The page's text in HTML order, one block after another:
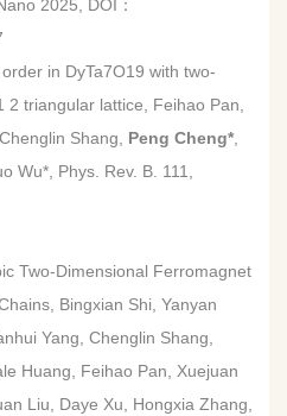
2025, DOI：
in DyTa7O19 with two-
2 triangular lattice, Feihao Pan,
Shang, Peng Cheng*
Wu*, Phys. Rev. B. 111,
Two-Dimensional Ferromagnet
Bingxian Shi, Yanyan
Yang, Chenglin Shang,
Huang, Feihao Pan, Xuejuan
Liu, Daye Xu, Hongxia Zhang,